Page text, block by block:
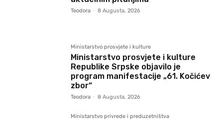
Teodora - 8 Augusta, 2026
Ministarstvo prosvjete i kulture
Ministarstvo prosvjete i kulture
Republike Srpske objavilo je
program manifestacije „61. Kočićev
zbor“
Teodora - 8 Augusta, 2026
Ministarstvo privrede i preduzetništva